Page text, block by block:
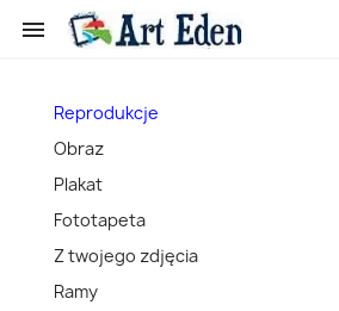

Reprodukcje
Obraz
Plakat
Fototapeta
Z twojego zdjęcia
Ramy